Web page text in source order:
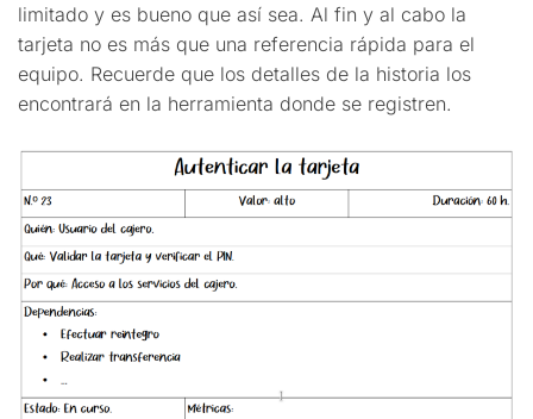
limitado y es bueno que así sea. Al fin y al cabo la
tarjeta no es más que una referencia rápida para el
equipo. Recuerde que los detalles de la historia los
encontrará en la herramienta donde se registren.